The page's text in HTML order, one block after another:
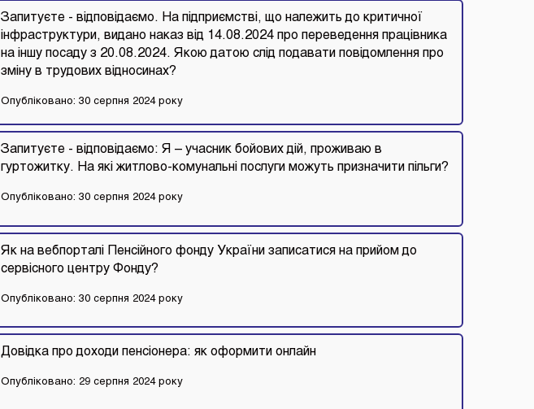
Запитуєте - відповідаємо. На підприємстві, що належить до критичної
інфраструктури, видано наказ від 14.08.2024 про переведення працівника
на іншу посаду з 20.08.2024. Якою датою слід подавати повідомлення про
зміну в трудових відносинах?
Опубліковано: 30 серпня 2024 року
Запитуєте - відповідаємо: Я – учасник бойових дій, проживаю в
гуртожитку. На які житлово-комунальні послуги можуть призначити пільги?
Опубліковано: 30 серпня 2024 року
Як на вебпорталі Пенсійного фонду України записатися на прийом до
сервісного центру Фонду?
Опубліковано: 30 серпня 2024 року
Довідка про доходи пенсіонера: як оформити онлайн
Опубліковано: 29 серпня 2024 року